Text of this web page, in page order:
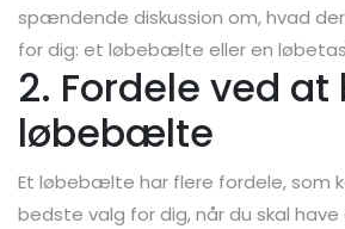
spændende diskussion om, hvad
for dig: et løbebælte eller en
2. Fordele ved
løbebælte
Et løbebælte har flere fordele, som
bedste valg for dig, når du skal have